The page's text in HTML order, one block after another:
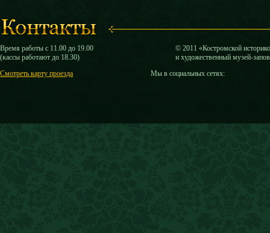
Время работы с 11.00 до 19.00
(кассы работают до 18.30)
Смотреть карту проезда
© 2011 «Костромской
и художественный музей-
Мы в социальных сетях: